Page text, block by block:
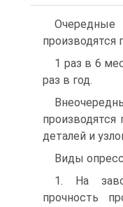
производятся
1 раз в 6
раз в год.
деталей и
Виды
1. На
прочность